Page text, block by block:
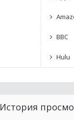
BBC
Hulu
История